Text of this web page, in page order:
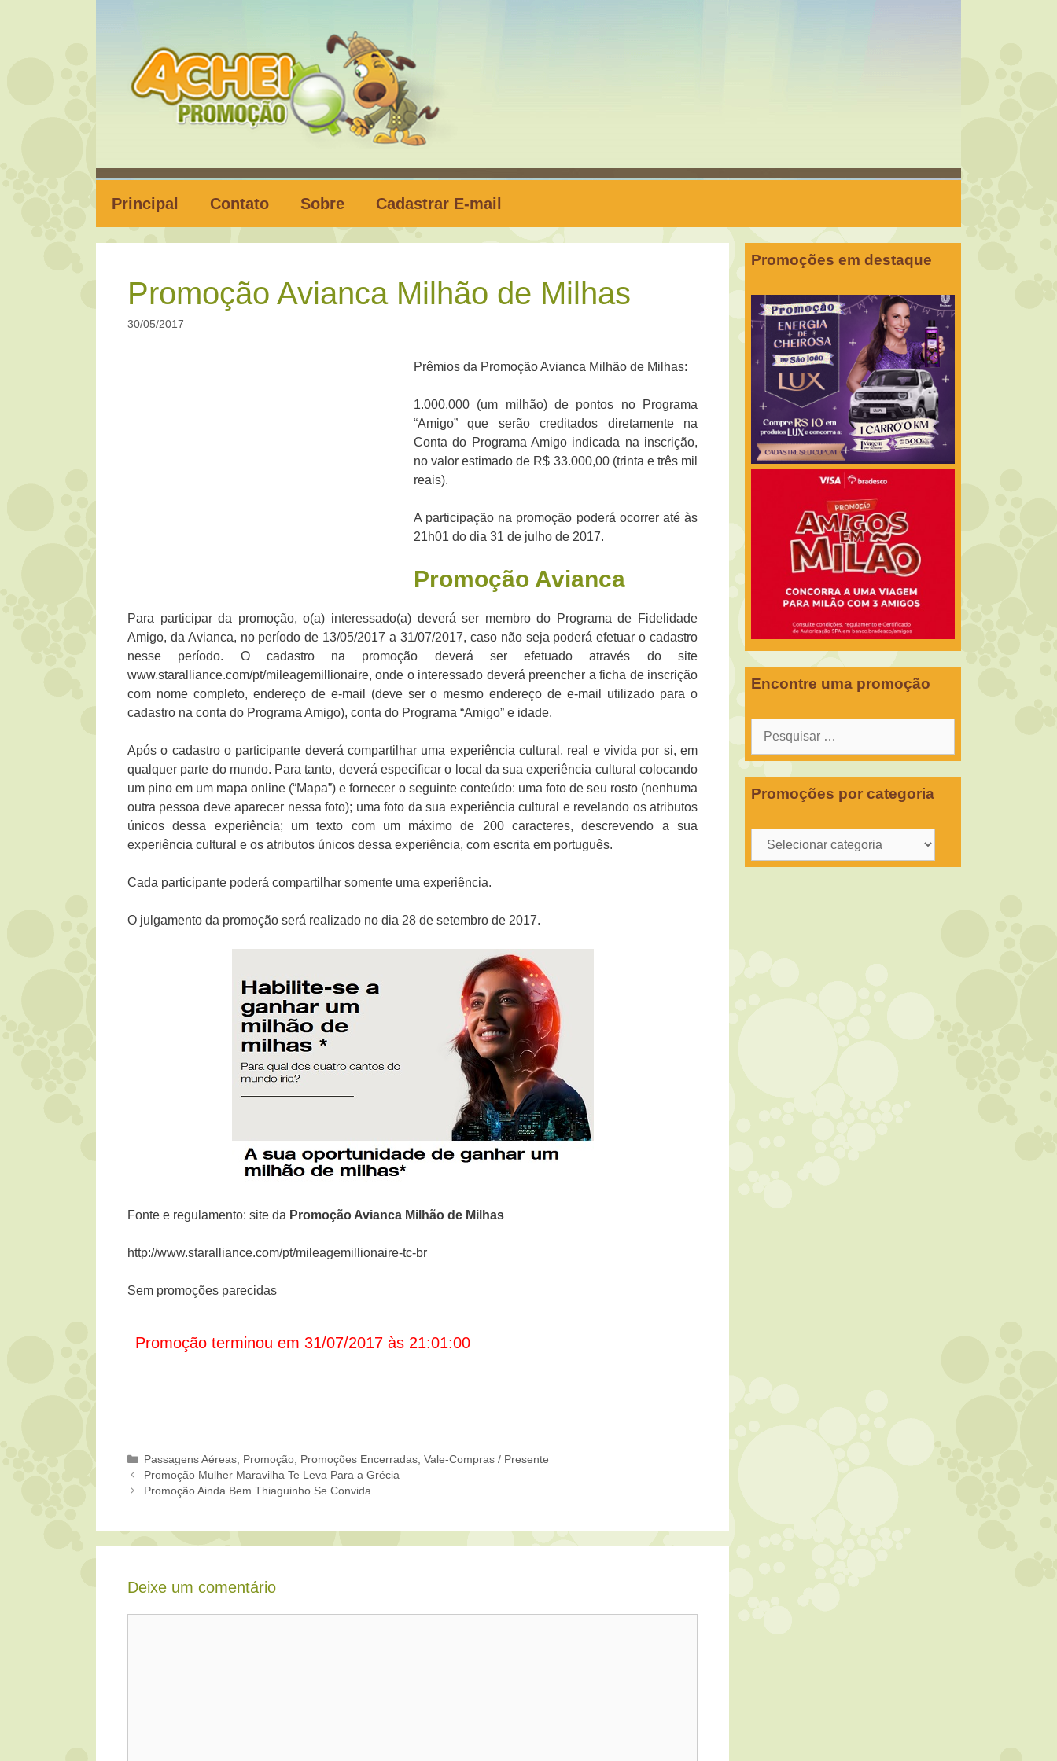
Principal Contato Sobre Cadastrar E-mail
Promoção Avianca Milhão de Milhas
30/05/2017
Prêmios da Promoção Avianca Milhão de Milhas:
1.000.000 (um milhão) de pontos no Programa
“Amigo” que serão creditados diretamente na
Conta do Programa Amigo indicada na inscrição,
no valor estimado de R$ 33.000,00 (trinta e três mil
reais).
A participação na promoção poderá ocorrer até às
21h01 do dia 31 de julho de 2017.
Promoção Avianca
Para participar da promoção, o(a) interessado(a) deverá ser membro do Programa de Fidelidade
Amigo, da Avianca, no período de 13/05/2017 a 31/07/2017, caso não seja poderá efetuar o cadastro
nesse período. O cadastro na promoção deverá ser efetuado através do site
www.staralliance.com/pt/mileagemillionaire, onde o interessado deverá preencher a ficha de inscrição
com nome completo, endereço de e-mail (deve ser o mesmo endereço de e-mail utilizado para o
cadastro na conta do Programa Amigo), conta do Programa “Amigo” e idade.
Após o cadastro o participante deverá compartilhar uma experiência cultural, real e vivida por si, em
qualquer parte do mundo. Para tanto, deverá especificar o local da sua experiência cultural colocando
um pino em um mapa online (“Mapa”) e fornecer o seguinte conteúdo: uma foto de seu rosto (nenhuma
outra pessoa deve aparecer nessa foto); uma foto da sua experiência cultural e revelando os atributos
únicos dessa experiência; um texto com um máximo de 200 caracteres, descrevendo a sua
experiência cultural e os atributos únicos dessa experiência, com escrita em português.
Cada participante poderá compartilhar somente uma experiência.
O julgamento da promoção será realizado no dia 28 de setembro de 2017.
Fonte e regulamento: site da Promoção Avianca Milhão de Milhas
http://www.staralliance.com/pt/mileagemillionaire-tc-br
Sem promoções parecidas
Promoção terminou em 31/07/2017 às 21:01:00
Categorias
Passagens Aéreas Promoção Promoções Encerradas ,Vale-Compras / Presente
Promoção Mulher Maravilha Te Leva Para a Grécia
Promoção Ainda Bem Thiaguinho Se Convida
Deixe um comentário
Promoções em destaque
Encontre uma promoção
Pesquisar
Promoções por categoria
Promoções
por